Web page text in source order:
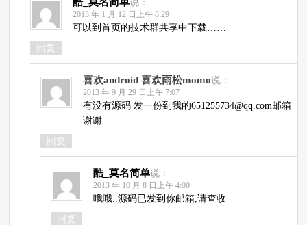
说：
2013 年 1 月 12 日上午 8:29
可以到首页的技术群共享中下载……
回复
喜欢android 喜欢雨松momo说：
2013 年 9 月 29 日上午 7:07
有没有源码 发一份到我的651255734@qq.com邮箱
谢谢
回复
酷_莫名简单说：
2013 年 10 月 8 日上午 4:00
哦哦..源码已发到你邮箱,请查收
回复